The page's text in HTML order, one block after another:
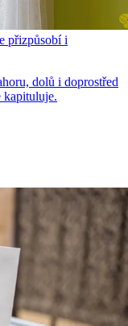
přizpůsobí i
dolů i doprostřed
kapituluje.